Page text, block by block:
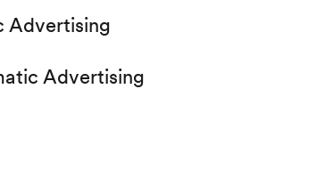
Advertising
Advertising